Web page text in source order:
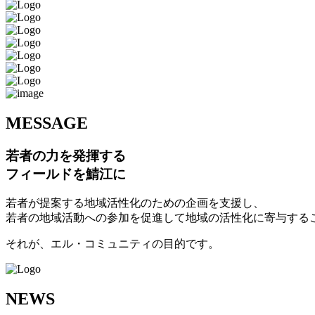
MESSAGE
若者の力を発揮する
フィールドを鯖江に
若者が提案する地域活性化のための企画を支援し、
若者の地域活動への参加を促進して地域の活性化に寄与する
それが、エル・コミュニティの目的です。
NEWS